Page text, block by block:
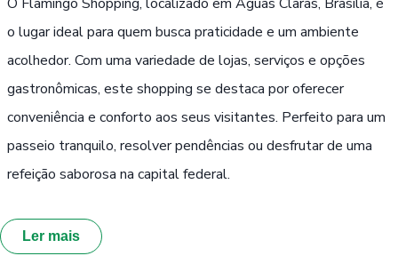
o lugar ideal para quem busca praticidade e um ambiente
acolhedor. Com uma variedade de lojas, serviços e opções
gastronômicas, este shopping se destaca por oferecer
conveniência e conforto aos seus visitantes. Perfeito para um
passeio tranquilo, resolver pendências ou desfrutar de uma
refeição saborosa na capital federal.
Ler mais